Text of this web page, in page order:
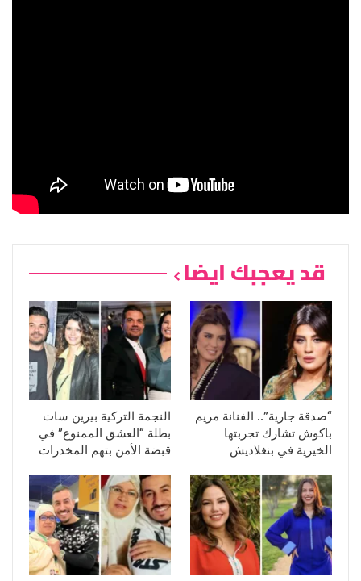
قد يعجبك ايضا
“صدقة جارية”.. الفنانة مريم
باكوش تشارك تجربتها
الخيرية في بنغلاديش
النجمة التركية بيرين سات
بطلة “العشق الممنوع” في
قبضة الأمن بتهم المخدرات